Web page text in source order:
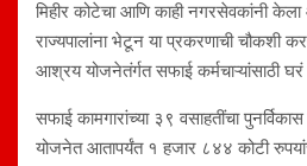
मिहीर कोटेचा आणि काही नगरसेवकांनी
राज्यपालांना भेटून या प्रकरणाची चौकशी
आश्रय योजनेतंर्गत सफाई कर्मचाऱ्यांसाठी
सफाई कामगारांच्या ३९ वसाहतींचा
योजनेत आतापर्यंत १ हजार ८४४ कोटी